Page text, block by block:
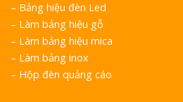
– Bảng hiệu đèn Led
– Làm bảng hiệu gỗ
– Làm bảng hiệu mica
– Làm bảng inox
– Hộp đèn quảng cáo